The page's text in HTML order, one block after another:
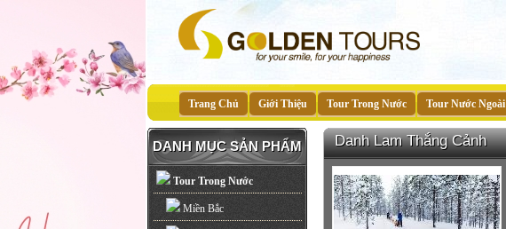
Trang Chủ Giới Thiệu Tour Trong Nước Tour Nước Ngoài
DANH MỤC SẢN PHẨM
Tour Trong Nước
Miền Bắc
Danh Lam Thắng Cảnh